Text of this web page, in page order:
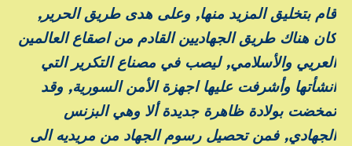
قام بتخليق المزيد منها, وعلى هدى طريق الحرير,
كان هناك طريق الجهاديين القادم من اصقاع العالمين
العريي والأسلامي, ليصب في مصناع التكرير التي
انشأتها وأشرفت عليها اجهزة الأمن السورية, وقد
تمخضت بولادة ظاهرة جديدة ألا وهي البزنس
الجهادي, فمن تحصيل رسوم الجهاد من مريديه الى